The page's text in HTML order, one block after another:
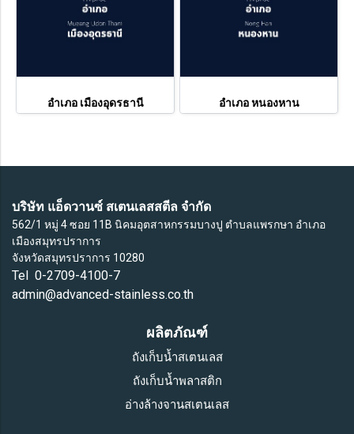
อำเภอ เมืองอุดรธานี อำเภอ หนองหาน
บริษัท แอ็ดวานซ์ สเตนเลสสตีล จำกัด
562/1 หมู่ 4 ซอย 11B นิคมอุตสาหกรรมบางปู ตำบลแพรกษา อำเภอ
เมืองสมุทรปราการ
จังหวัดสมุทรปราการ 10280
Tel 0-2709-4100-7
admin@advanced-stainless.co.th
ผลิตภัณฑ์
ถังเก็บน้ำสเตนเลส
ถังเก็บน้ำพลาสติก
อ่างล้างจานสเตนเลส